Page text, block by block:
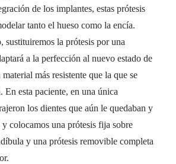
de los implantes, estas prótesis
tanto el hueso como la encía.
sustituiremos la prótesis por una
a la perfección al nuevo estado de
más resistente que la que se
esta paciente, en una única
los dientes que aún le quedaban y
colocamos una prótesis fija sobre
y una prótesis removible completa